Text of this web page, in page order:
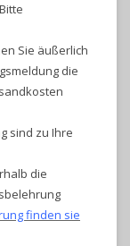
Sie äußerlich
die
sind zu Ihre
die
finden sie